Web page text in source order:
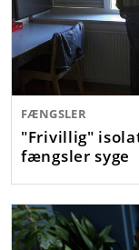
FÆNGSLER
"Frivillig"
fængsler syge